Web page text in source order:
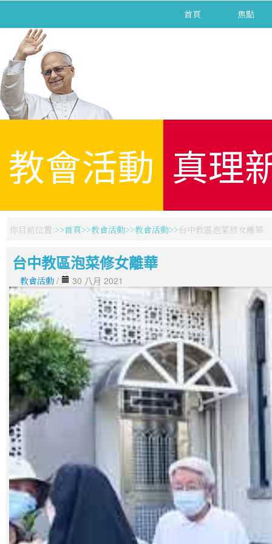
首頁 焦點
教會活動 真理
你目前位置: 首頁 教會活動 教會活動 台中教區泡菜修女離華
台中教區泡菜修女離華
教會活動 / 30 八月 2021